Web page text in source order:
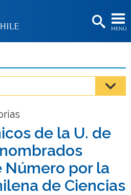
MENÚ
os
os
os
de la U. de
Número por la
de Ciencias